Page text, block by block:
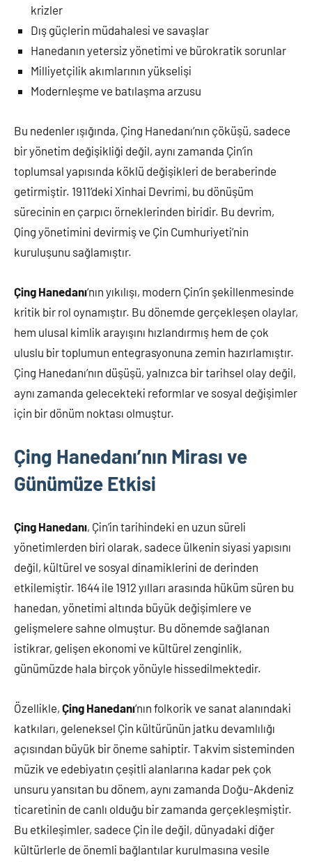
krizler
Dış güçlerin müdahalesi ve savaşlar
Hanedanın yetersiz yönetimi ve bürokratik sorunlar
Milliyetçilik akımlarının yükselişi
Modernleşme ve batılaşma arzusu
Bu nedenler ışığında, Çing Hanedanı’nın çöküşü, sadece
bir yönetim değişikliği değil, aynı zamanda Çin’in
toplumsal yapısında köklü değişikleri de beraberinde
getirmiştir. 1911’deki Xinhai Devrimi, bu dönüşüm
sürecinin en çarpıcı örneklerinden biridir. Bu devrim,
Qing yönetimini devirmiş ve Çin Cumhuriyeti’nin
kuruluşunu sağlamıştır.
Çing Hanedanı‘nın yıkılışı, modern Çin’in şekillenmesinde
kritik bir rol oynamıştır. Bu dönemde gerçekleşen olaylar,
hem ulusal kimlik arayışını hızlandırmış hem de çok
uluslu bir toplumun entegrasyonuna zemin hazırlamıştır.
Çing Hanedanı’nın düşüşü, yalnızca bir tarihsel olay değil,
aynı zamanda gelecekteki reformlar ve sosyal değişimler
için bir dönüm noktası olmuştur.
Çing Hanedanı’nın Mirası ve
Günümüze Etkisi
Çing Hanedanı, Çin’in tarihindeki en uzun süreli
yönetimlerden biri olarak, sadece ülkenin siyasi yapısını
değil, kültürel ve sosyal dinamiklerini de derinden
etkilemiştir. 1644 ile 1912 yılları arasında hüküm süren bu
hanedan, yönetimi altında büyük değişimlere ve
gelişmelere sahne olmuştur. Bu dönemde sağlanan
istikrar, gelişen ekonomi ve kültürel zenginlik,
günümüzde hala birçok yönüyle hissedilmektedir.
Özellikle, Çing Hanedanı‘nın folkorik ve sanat alanındaki
katkıları, geleneksel Çin kültürünün jatku devamlılığı
açısından büyük bir öneme sahiptir. Takvim sisteminden
müzik ve edebiyatın çeşitli alanlarına kadar pek çok
unsuru yansıtan bu dönem, aynı zamanda Doğu-Akdeniz
ticaretinin de canlı olduğu bir zamanda gerçekleşmiştir.
Bu etkileşimler, sadece Çin ile değil, dünyadaki diğer
kültürlerle de önemli bağlantılar kurulmasına vesile